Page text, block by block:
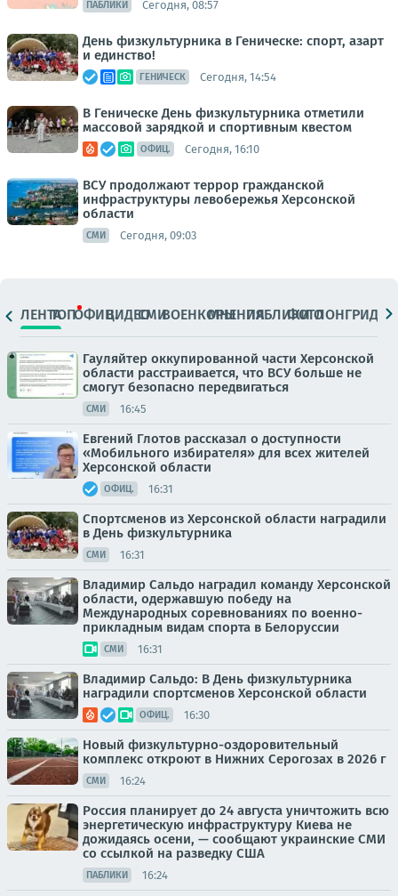
ПАБЛИКИ Сегодня, 08:57
День физкультурника в Геническе: спорт, азарт
и единство!
ГЕНИЧЕСК Сегодня, 14:54
В Геническе День физкультурника отметили
массовой зарядкой и спортивным квестом
ОФИЦ. Сегодня, 16:10
ВСУ продолжают террор гражданской
инфраструктуры левобережья Херсонской
области
СМИ Сегодня, 09:03
ЛЕНТАТОПОФИЦ.ВИДЕОСМИВОЕНКОРЫМНЕНИЯПАБЛИКИ
ФОТОЛОНГРИДЫ
Гауляйтер оккупированной части Херсонской
области расстраивается, что ВСУ больше не
смогут безопасно передвигаться
СМИ 16:45
Евгений Глотов рассказал о доступности
«Мобильного избирателя» для всех жителей
Херсонской области
ОФИЦ. 16:31
Спортсменов из Херсонской области наградили
в День физкультурника
СМИ 16:31
Владимир Сальдо наградил команду Херсонской
области, одержавшую победу на
Международных соревнованиях по военно-
прикладным видам спорта в Белоруссии
СМИ 16:31
Владимир Сальдо: В День физкультурника
наградили спортсменов Херсонской области
ОФИЦ. 16:30
Новый физкультурно-оздоровительный
комплекс откроют в Нижних Серогозах в 2026 г
СМИ 16:24
Россия планирует до 24 августа уничтожить всю
энергетическую инфраструктуру Киева не
дожидаясь осени, — сообщают украинские СМИ
со ссылкой на разведку США
ПАБЛИКИ 16:24